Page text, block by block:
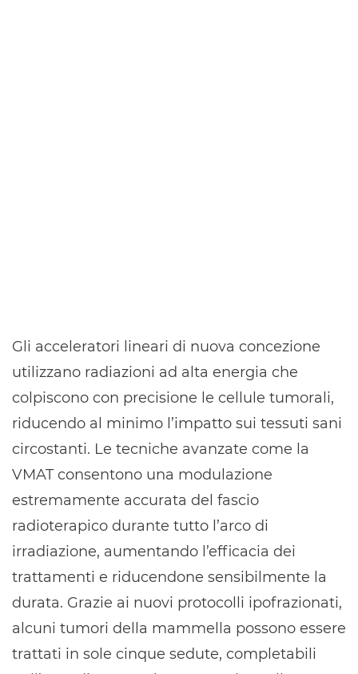
Gli acceleratori lineari di nuova concezione
utilizzano radiazioni ad alta energia che
colpiscono con precisione le cellule tumorali,
riducendo al minimo l’impatto sui tessuti sani
circostanti. Le tecniche avanzate come la
VMAT consentono una modulazione
estremamente accurata del fascio
radioterapico durante tutto l’arco di
irradiazione, aumentando l’efficacia dei
trattamenti e riducendone sensibilmente la
durata. Grazie ai nuovi protocolli ipofrazionati,
alcuni tumori della mammella possono essere
trattati in sole cinque sedute, completabili